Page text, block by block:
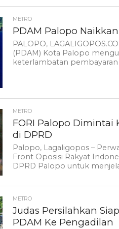
METRO
PDAM Palopo
PALOPO,
(PDAM) Kota Palopo
keterlambatan
METRO
FORI Palopo Dimintai
di DPRD
Palopo, Lagaligopos –
Front Oposisi Rakyat
DPRD Palopo untuk
METRO
Judas Persilahkan
PDAM Ke Pengadilan